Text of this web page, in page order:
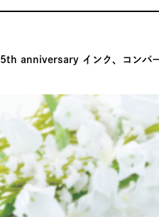
5th anniversary インク、コンバー